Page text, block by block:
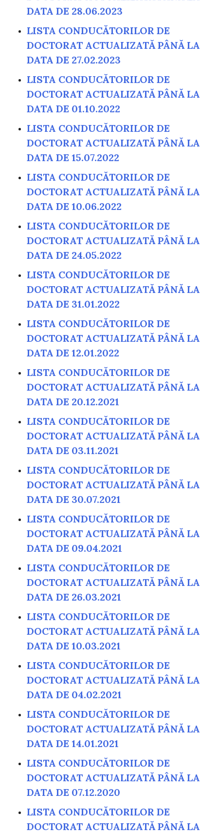
DATA DE 28.06.2023
LISTA CONDUCĂTORILOR DE
DOCTORAT ACTUALIZATĂ PÂNĂ LA
DATA DE 27.02.2023
LISTA CONDUCĂTORILOR DE
DOCTORAT ACTUALIZATĂ PÂNĂ LA
DATA DE 01.10.2022
LISTA CONDUCĂTORILOR DE
DOCTORAT ACTUALIZATĂ PÂNĂ LA
DATA DE 15.07.2022
LISTA CONDUCĂTORILOR DE
DOCTORAT ACTUALIZATĂ PÂNĂ LA
DATA DE 10.06.2022
LISTA CONDUCĂTORILOR DE
DOCTORAT ACTUALIZATĂ PÂNĂ LA
DATA DE 24.05.2022
LISTA CONDUCĂTORILOR DE
DOCTORAT ACTUALIZATĂ PÂNĂ LA
DATA DE 31.01.2022
LISTA CONDUCĂTORILOR DE
DOCTORAT ACTUALIZATĂ PÂNĂ LA
DATA DE 12.01.2022
LISTA CONDUCĂTORILOR DE
DOCTORAT ACTUALIZATĂ PÂNĂ LA
DATA DE 20.12.2021
LISTA CONDUCĂTORILOR DE
DOCTORAT ACTUALIZATĂ PÂNĂ LA
DATA DE 03.11.2021
LISTA CONDUCĂTORILOR DE
DOCTORAT ACTUALIZATĂ PÂNĂ LA
DATA DE 30.07.2021
LISTA CONDUCĂTORILOR DE
DOCTORAT ACTUALIZATĂ PÂNĂ LA
DATA DE 09.04.2021
LISTA CONDUCĂTORILOR DE
DOCTORAT ACTUALIZATĂ PÂNĂ LA
DATA DE 26.03.2021
LISTA CONDUCĂTORILOR DE
DOCTORAT ACTUALIZATĂ PÂNĂ LA
DATA DE 10.03.2021
LISTA CONDUCĂTORILOR DE
DOCTORAT ACTUALIZATĂ PÂNĂ LA
DATA DE 04.02.2021
LISTA CONDUCĂTORILOR DE
DOCTORAT ACTUALIZATĂ PÂNĂ LA
DATA DE 14.01.2021
LISTA CONDUCĂTORILOR DE
DOCTORAT ACTUALIZATĂ PÂNĂ LA
DATA DE 07.12.2020
LISTA CONDUCĂTORILOR DE
DOCTORAT ACTUALIZATĂ PÂNĂ LA